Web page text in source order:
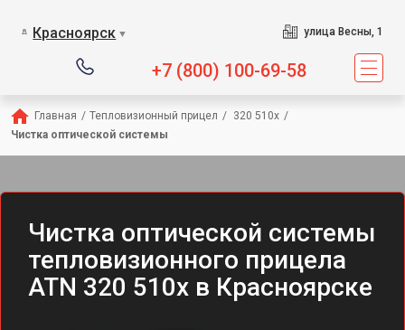
Красноярск ▼ улица Весны, 1
+7 (800) 100-69-58
Главная / Тепловизионный прицел / 320 510x /
Чистка оптической системы
Чистка оптической системы
тепловизионного прицела
ATN 320 510x в Красноярске